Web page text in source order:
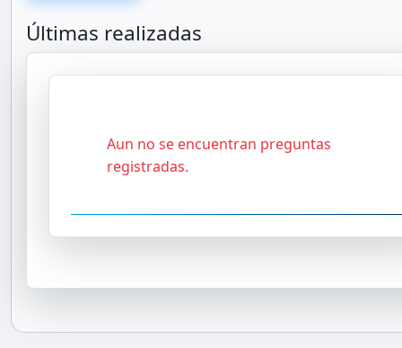
Últimas realizadas
Aun no se encuentran preguntas
registradas.